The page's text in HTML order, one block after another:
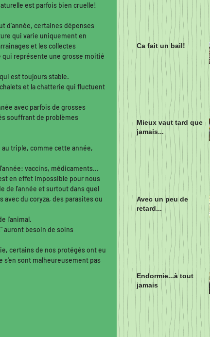
est parfois bien cruelle!
d'année, certaines dépenses
qui varie uniquement en
et les collectes
représente une grosse moitié
est toujours stable.
et la chatterie qui fluctuent
avec parfois de grosses
souffrant de problèmes
triple, comme cette année,
vaccins, médicaments...
en effet impossible pour nous
de l'année et surtout dans quel
du coryza, des parasites ou
l'animal.
auront besoin de soins
certains de nos protégés ont eu
s'en sont malheureusement pas
Ca fait un bail!
Mieux vaut tard que
jamais...
Avec un peu de
retard...
Endormie...à tout
jamais